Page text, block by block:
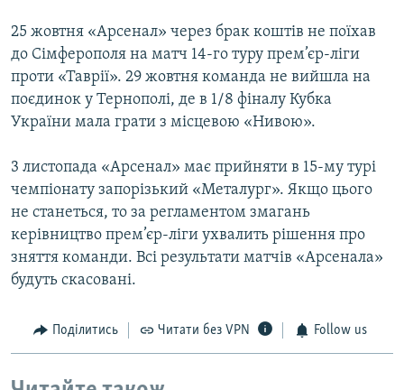
25 жовтня «Арсенал» через брак коштів не поїхав
до Сімферополя на матч 14-го туру прем’єр-ліги
проти «Таврії». 29 жовтня команда не вийшла на
поєдинок у Тернополі, де в 1/8 фіналу Кубка
України мала грати з місцевою «Нивою».
3 листопада «Арсенал» має прийняти в 15-му турі
чемпіонату запорізький «Металург». Якщо цього
не станеться, то за регламентом змагань
керівництво прем’єр-ліги ухвалить рішення про
зняття команди. Всі результати матчів «Арсенала»
будуть скасовані.
Поділитись Читати без VPN Follow us